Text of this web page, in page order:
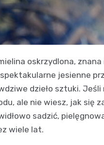
oskrzydlona,
jesienne
dzieło sztuki.
ale nie wiesz, jak się
sadzić,
wiele lat.